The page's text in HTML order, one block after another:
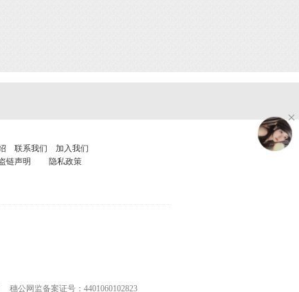
联系我们
加入我们
链声明
隐私政策
穗公网监备案证号：4401060102823